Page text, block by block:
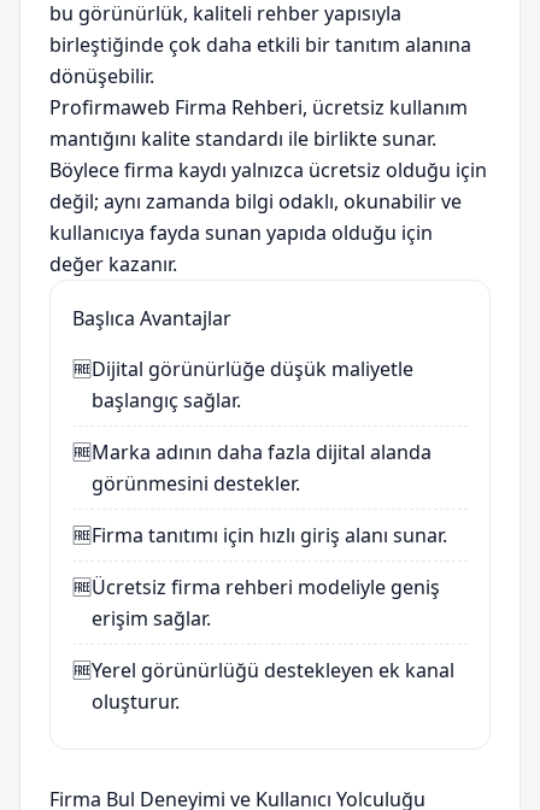
bu görünürlük, kaliteli rehber yapısıyla
birleştiğinde çok daha etkili bir tanıtım alanına
dönüşebilir.
Profirmaweb Firma Rehberi, ücretsiz kullanım
mantığını kalite standardı ile birlikte sunar.
Böylece firma kaydı yalnızca ücretsiz olduğu için
değil; aynı zamanda bilgi odaklı, okunabilir ve
kullanıcıya fayda sunan yapıda olduğu için
değer kazanır.
Başlıca Avantajlar
🆓Dijital görünürlüğe düşük maliyetle
başlangıç sağlar.
🆓Marka adının daha fazla dijital alanda
görünmesini destekler.
🆓Firma tanıtımı için hızlı giriş alanı sunar.
🆓Ücretsiz firma rehberi modeliyle geniş
erişim sağlar.
🆓Yerel görünürlüğü destekleyen ek kanal
oluşturur.
Firma Bul Deneyimi ve Kullanıcı Yolculuğu